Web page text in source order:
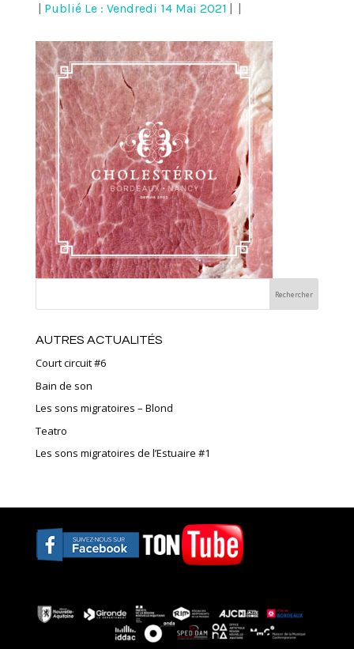
Publié Le : Vendredi 14 Mai 2021
AUTRES ACTUALITÉS
Court circuit #6
Bain de son
Les sons migratoires – Blond
Teatro
Les sons migratoires de l’Estuaire #1